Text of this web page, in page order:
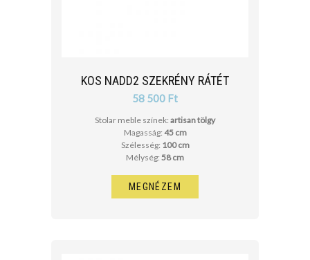
KOS NADD2 SZEKRÉNY RÁTÉT
58 500 Ft
Stolar meble színek: artisan tölgy
Magasság: 45 cm
Szélesség: 100 cm
Mélység: 58 cm
MEGNÉZEM